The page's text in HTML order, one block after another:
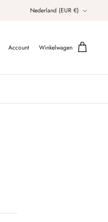
Valuta
Nederland (EUR €)
Account Winkelwagen